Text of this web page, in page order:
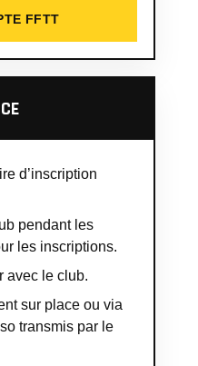
FFTT
d’inscription
pendant les
les inscriptions.
avec le club.
sur place ou via
transmis par le